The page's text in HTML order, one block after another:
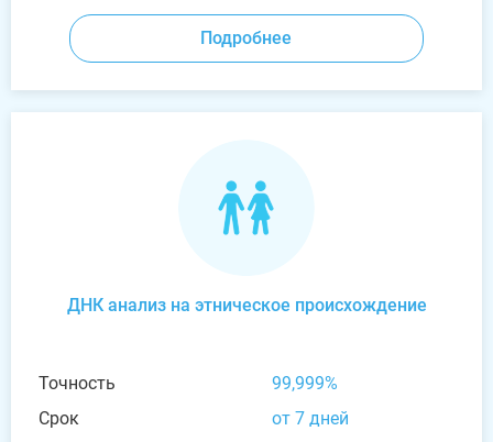
Подробнее
ДНК анализ на этническое происхождение
Точность
99,999%
Срок
от 7 дней